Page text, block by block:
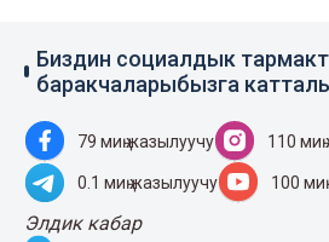
Биздин социалдык
баракчаларыбызга
79 миң жазылуучу 110
0.1 миң жазылуучу 100
Элдик кабар